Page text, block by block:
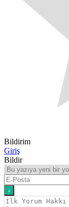
Bildirim
Giriş
Bildir